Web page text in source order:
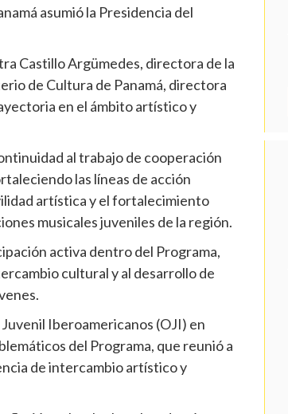
asumió la Presidencia del
Castillo Argümedes, directora de la
de Cultura de Panamá, directora
en el ámbito artístico y
al trabajo de cooperación
las líneas de acción
artística y el fortalecimiento
musicales juveniles de la región.
activa dentro del Programa,
cultural y al desarrollo de
Iberoamericanos (OJI) en
del Programa, que reunió a
de intercambio artístico y